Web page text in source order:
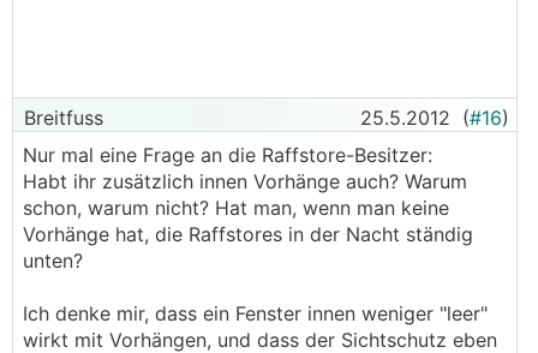
Breitfuss 25.5.2012 (#16)
Nur mal eine Frage an die Raffstore-Besitzer:
Habt ihr zusätzlich innen Vorhänge auch? Warum
schon, warum nicht? Hat man, wenn man keine
Vorhänge hat, die Raffstores in der Nacht ständig
unten?
Ich denke mir, dass ein Fenster innen weniger "leer"
wirkt mit Vorhängen, und dass der Sichtschutz eben